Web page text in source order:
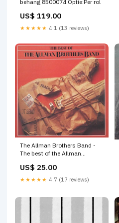
behang 8500074 Optie:Per rol
US$ 119.00
★★★★★ 4.1 (13 reviews)
The Allman Brothers Band -
The best of the Allman
US$ 25.00
★★★★★ 4.7 (17 reviews)